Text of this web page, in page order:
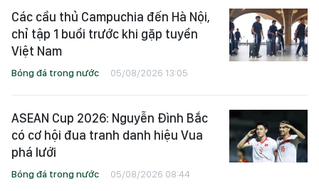
Các cầu thủ Campuchia đến Hà Nội,
chỉ tập 1 buổi trước khi gặp tuyển
Việt Nam
Bóng đá trong nước 05/08/2026 13:05
ASEAN Cup 2026: Nguyễn Đình Bắc
có cơ hội đua tranh danh hiệu Vua
phá lưới
Bóng đá trong nước 05/08/2026 08:44